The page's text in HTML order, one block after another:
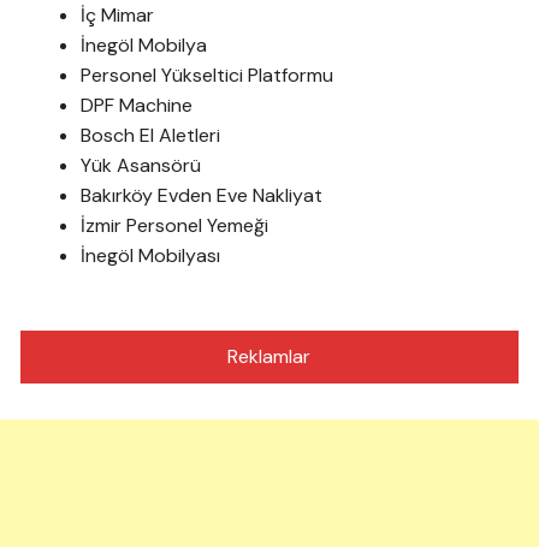
İç Mimar
İnegöl Mobilya
Personel Yükseltici Platformu
DPF Machine
Bosch El Aletleri
Yük Asansörü
Bakırköy Evden Eve Nakliyat
İzmir Personel Yemeği
İnegöl Mobilyası
Reklamlar